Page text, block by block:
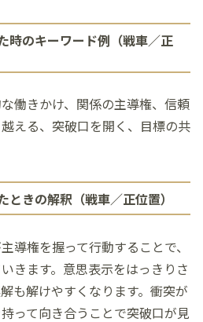
時のキーワード例（戦車／正
働きかけ、関係の主導権、信頼
える、突破口を開く、目標の共
きの解釈（戦車／正位置）
導権を握って行動することで、
きます。意思表示をはっきりさ
も解けやすくなります。衝突が
って向き合うことで突破口が見